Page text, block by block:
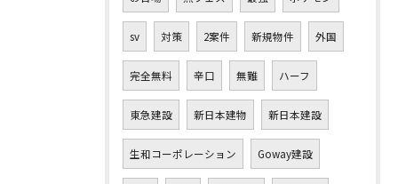
sv 対策 2案件 新規物件 外国
完全無料 辛口 無難 ハーフ
東急建設 新日本建物 新日本建設
生和コーポレーション Goway建設